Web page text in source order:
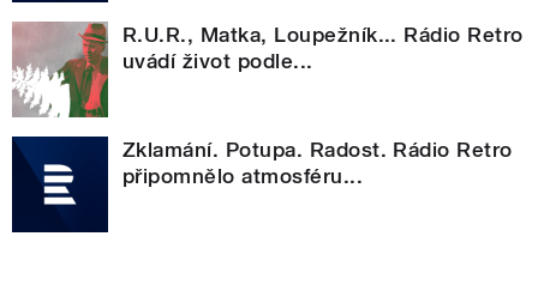
R.U.R., Matka, Loupežník... Rádio Retro
uvádí život podle...
Zklamání. Potupa. Radost. Rádio Retro
připomnělo atmosféru...